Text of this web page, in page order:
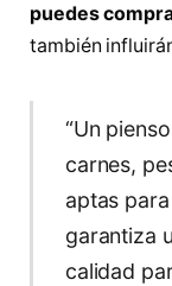
puedes
también
“Un
carnes,
aptas
garantiza
calidad